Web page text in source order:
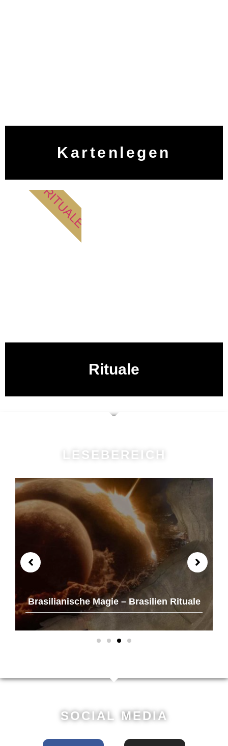
Kartenlegen
Rituale
RITUALE
LESEBEREICH
Brasilianische Magie – Brasilien Rituale
SOCIAL MEDIA